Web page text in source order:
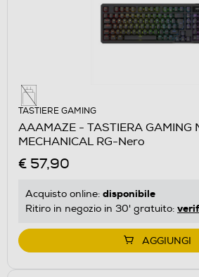
TASTIERE GAMING
AAAMAZE - TASTIERA GAMING
MECHANICAL RG-Nero
€ 57,90
Acquisto online: disponibile
Ritiro in negozio in 30' gratuito:
AGGIUNGI